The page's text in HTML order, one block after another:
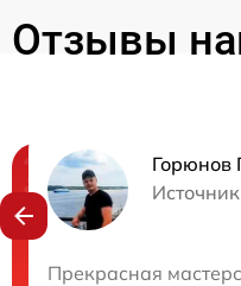
Отзывы
Горюнов
Прекрасная
Нужна